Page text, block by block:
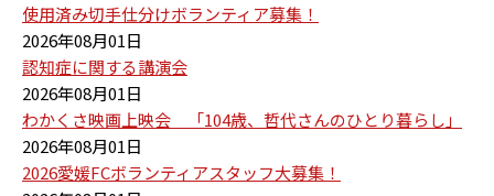
使用済み切手仕分けボランティア募集！
2026年08月01日
認知症に関する講演会
2026年08月01日
わかくさ映画上映会 「104歳、哲代さんのひとり暮らし」
2026年08月01日
2026愛媛FCボランティアスタッフ大募集！